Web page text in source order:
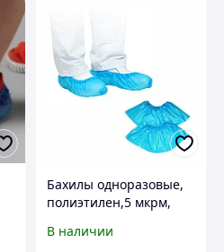
Бахилы одноразовые,
полиэтилен,5 мкрм,
В наличии